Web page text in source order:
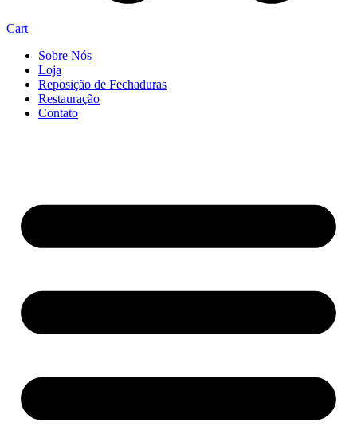
Cart
Sobre Nós
Loja
Reposição de Fechaduras
Restauração
Contato